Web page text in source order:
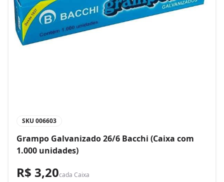
SKU 006603
Grampo Galvanizado 26/6 Bacchi (Caixa com
1.000 unidades)
R$ 3,20cada Caixa